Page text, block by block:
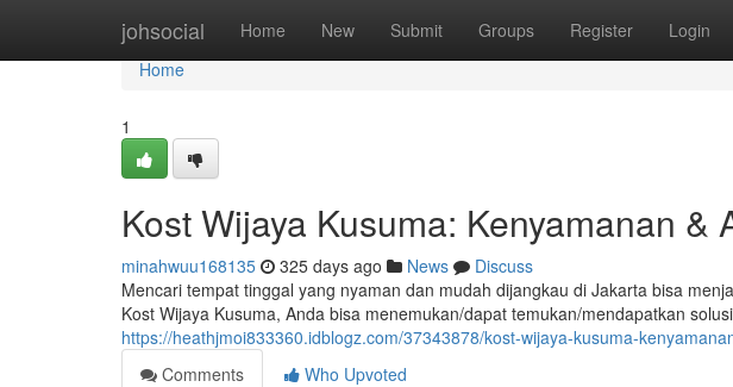
johsocial Home New Submit Groups Register Login
Home
Home
1
Kost Wijaya Kusuma: Kenyamanan &
minahwuu168135 325 days ago News
Discuss
Mencari tempat tinggal yang nyaman dan mudah dijangkau di Jakarta bisa
Kost Wijaya Kusuma, Anda bisa menemukan/dapat temukan/mendapatkan
https://heathjmoi833360.idblogz.com/37343878/kost-wijaya-kusuma-
Comments
Who Upvoted